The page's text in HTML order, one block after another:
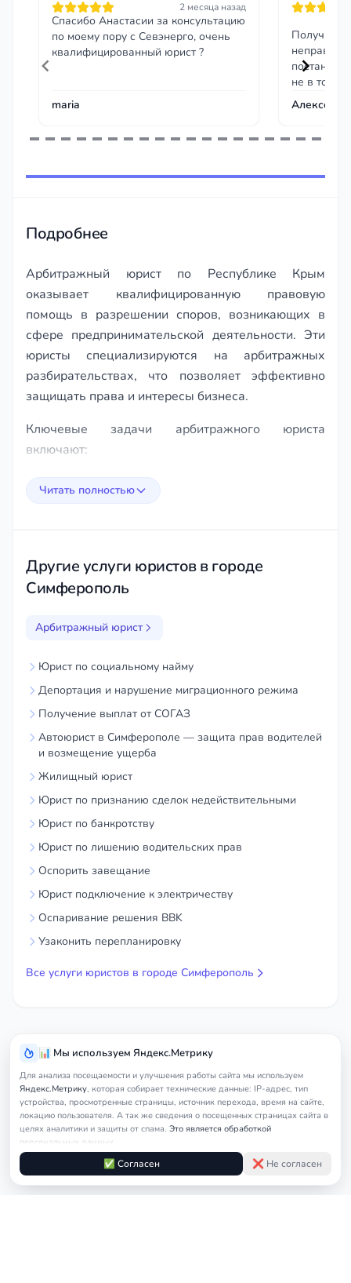
📊 Мы используем Яндекс.Метрику
Для анализа посещаемости и улучшения работы сайта мы используем
Яндекс.Метрику, которая собирает технические данные: IP-адрес, тип
устройства, просмотренные страницы, источник перехода, время на сайте,
локацию пользователя. А так же сведения о посещенных страницах сайта в
целях аналитики и защиты от спама. Это является обработкой
персональных данных.
Подробнее в Согласии на обработку персональных данных
Правилах
обработки cookie
✅ Согласен ❌ Не согласен
2 месяца назад
Спасибо Анастасии за консультацию
по моему пору с Севэнерго, очень
квалифицированный юрист ?
maria
Получил
не в том
помог
отменили
правоту
Алексей Б.
1
Подробнее
Арбитражный юрист по Республике Крым
оказывает квалифицированную правовую
помощь в разрешении споров, возникающих в
сфере предпринимательской деятельности. Эти
юристы специализируются на арбитражных
разбирательствах, что позволяет эффективно
защищать права и интересы бизнеса.
Ключевые задачи арбитражного юриста
включают:
Подготовка и подача исковых заявлений.
Представительство интересов клиента в
стратегии защиты.
Сопровождение исполнения судебных
Обратившись к арбитражному юристу, вы
получаете гарантию качественной юридической
Читать полностью
Другие услуги юристов в городе
Симферополь
Арбитражный юрист
Юрист по социальному найму
Депортация и нарушение миграционного режима
Получение выплат от СОГАЗ
Автоюрист в Симферополе — защита прав водителей
и возмещение ущерба
Жилищный юрист
Юрист по признанию сделок недействительными
Юрист по банкротству
Юрист по лишению водительских прав
Оспорить завещание
Юрист подключение к электричеству
Оспаривание решения BBK
Узаконить перепланировку
Все услуги юристов в городе Симферополь